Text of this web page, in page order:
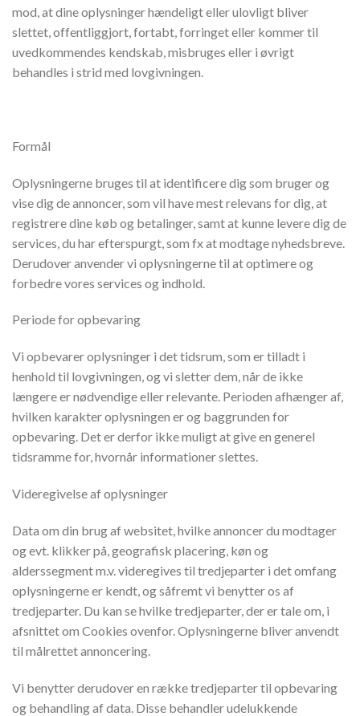
mod, at dine oplysninger hændeligt eller ulovligt bliver
slettet, offentliggjort, fortabt, forringet eller kommer til
uvedkommendes kendskab, misbruges eller i øvrigt
behandles i strid med lovgivningen.
Formål
Oplysningerne bruges til at identificere dig som bruger og
vise dig de annoncer, som vil have mest relevans for dig, at
registrere dine køb og betalinger, samt at kunne levere dig de
services, du har efterspurgt, som fx at modtage nyhedsbreve.
Derudover anvender vi oplysningerne til at optimere og
forbedre vores services og indhold.
Periode for opbevaring
Vi opbevarer oplysninger i det tidsrum, som er tilladt i
henhold til lovgivningen, og vi sletter dem, når de ikke
længere er nødvendige eller relevante. Perioden afhænger af,
hvilken karakter oplysningen er og baggrunden for
opbevaring. Det er derfor ikke muligt at give en generel
tidsramme for, hvornår informationer slettes.
Videregivelse af oplysninger
Data om din brug af websitet, hvilke annoncer du modtager
og evt. klikker på, geografisk placering, køn og
alderssegment m.v. videregives til tredjeparter i det omfang
oplysningerne er kendt, og såfremt vi benytter os af
tredjeparter. Du kan se hvilke tredjeparter, der er tale om, i
afsnittet om Cookies ovenfor. Oplysningerne bliver anvendt
til målrettet annoncering.
Vi benytter derudover en række tredjeparter til opbevaring
og behandling af data. Disse behandler udelukkende